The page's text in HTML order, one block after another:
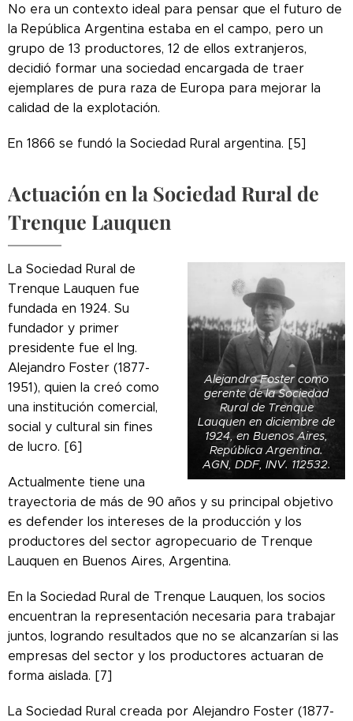
No era un contexto ideal para pensar que el futuro de
la República Argentina estaba en el campo, pero un
grupo de 13 productores, 12 de ellos extranjeros,
decidió formar una sociedad encargada de traer
ejemplares de pura raza de Europa para mejorar la
calidad de la explotación.
En 1866 se fundó la Sociedad Rural argentina. [5]
Actuación en la Sociedad Rural de
Trenque Lauquen
Alejandro Foster como
gerente de la Sociedad
Rural de Trenque
Lauquen en diciembre de
1924, en Buenos Aires,
República Argentina.
AGN, DDF, INV. 112532.
La Sociedad Rural de
Trenque Lauquen fue
fundada en 1924. Su
fundador y primer
presidente fue el Ing.
Alejandro Foster (1877-
1951), quien la creó como
una institución comercial,
social y cultural sin fines
de lucro. [6]
Actualmente tiene una
trayectoria de más de 90 años y su principal objetivo
es defender los intereses de la producción y los
productores del sector agropecuario de Trenque
Lauquen en Buenos Aires, Argentina.
En la Sociedad Rural de Trenque Lauquen, los socios
encuentran la representación necesaria para trabajar
juntos, logrando resultados que no se alcanzarían si las
empresas del sector y los productores actuaran de
forma aislada. [7]
La Sociedad Rural creada por Alejandro Foster (1877-